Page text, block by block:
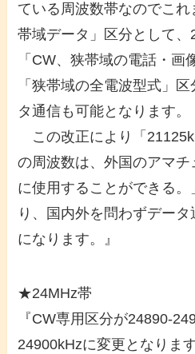
ている周波数帯なのでこ
帯域データ」区分として
「CW、狭帯域の電話・画
「狭帯域の全電波型式」
タ通信も可能となります。
この改正により「
の周波数は、外国のアマ
に使用することができる
り、国内外を問わずデー
になります。』
★24MHz帯
『CW専用区分が24890-
24900kHzに変更となりま